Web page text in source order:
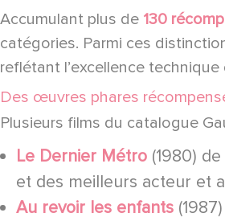
Accumulant plus de 130
catégories. Parmi ces
reflétant l’excellence
Des œuvres phares
Plusieurs films du catalogue
Le Dernier Métro (1980)
et des meilleurs acteur et
Au revoir les enfants